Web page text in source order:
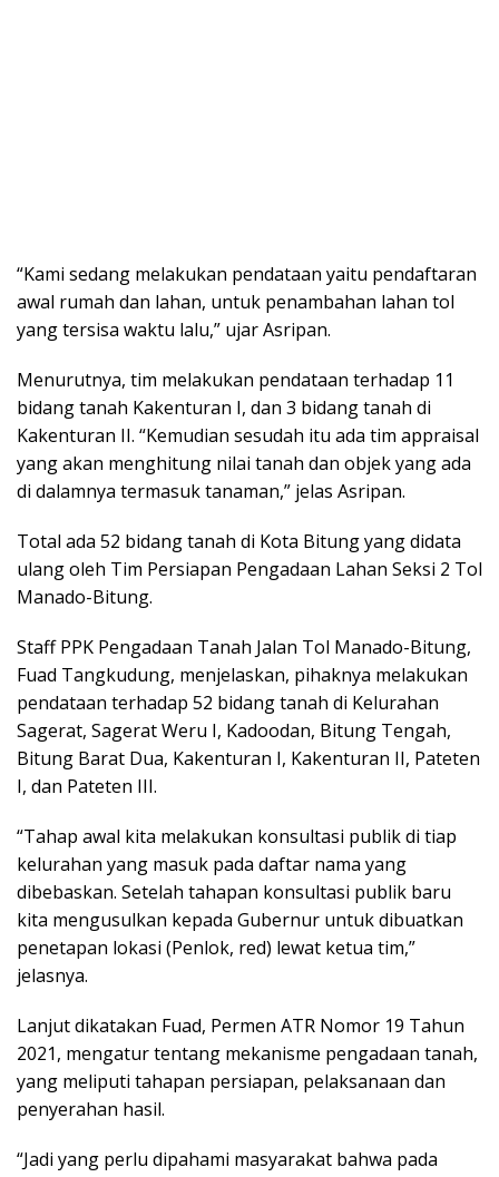
“Kami sedang melakukan pendataan yaitu pendaftaran
awal rumah dan lahan, untuk penambahan lahan tol
yang tersisa waktu lalu,” ujar Asripan.
Menurutnya, tim melakukan pendataan terhadap 11
bidang tanah Kakenturan I, dan 3 bidang tanah di
Kakenturan II. “Kemudian sesudah itu ada tim appraisal
yang akan menghitung nilai tanah dan objek yang ada
di dalamnya termasuk tanaman,” jelas Asripan.
Total ada 52 bidang tanah di Kota Bitung yang didata
ulang oleh Tim Persiapan Pengadaan Lahan Seksi 2 Tol
Manado-Bitung.
Staff PPK Pengadaan Tanah Jalan Tol Manado-Bitung,
Fuad Tangkudung, menjelaskan, pihaknya melakukan
pendataan terhadap 52 bidang tanah di Kelurahan
Sagerat, Sagerat Weru I, Kadoodan, Bitung Tengah,
Bitung Barat Dua, Kakenturan I, Kakenturan II, Pateten
I, dan Pateten III.
“Tahap awal kita melakukan konsultasi publik di tiap
kelurahan yang masuk pada daftar nama yang
dibebaskan. Setelah tahapan konsultasi publik baru
kita mengusulkan kepada Gubernur untuk dibuatkan
penetapan lokasi (Penlok, red) lewat ketua tim,”
jelasnya.
Lanjut dikatakan Fuad, Permen ATR Nomor 19 Tahun
2021, mengatur tentang mekanisme pengadaan tanah,
yang meliputi tahapan persiapan, pelaksanaan dan
penyerahan hasil.
“Jadi yang perlu dipahami masyarakat bahwa pada